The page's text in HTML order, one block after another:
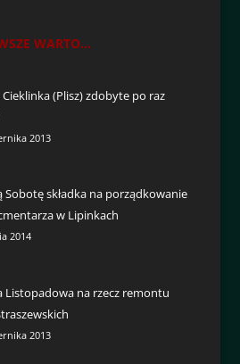
WARTO...
(Plisz) zdobyte po raz
2013
Sobotę składka na porządkowanie
w Lipinkach
2014
Listopadowa na rzecz remontu
2013